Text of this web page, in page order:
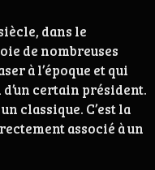
dans le
de nombreuses
à l’époque et qui
certain président.
classique. C’est la
associé à un